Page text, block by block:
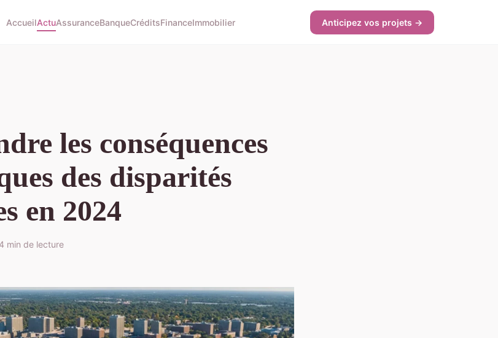
AccueilActuAssuranceBanqueCréditsFinanceImmobilier Anticipez vos projets →
les conséquences
des disparités
en 2024
min de lecture